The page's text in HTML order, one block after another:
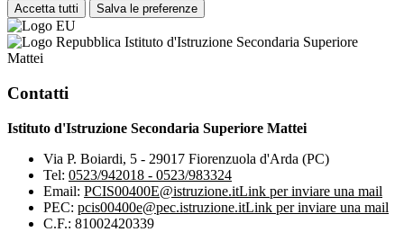
Accetta tutti Salva le preferenze
Istituto d'Istruzione Secondaria Superiore
Mattei
Contatti
Istituto d'Istruzione Secondaria Superiore Mattei
Via P. Boiardi, 5 - 29017 Fiorenzuola d'Arda (PC)
Tel: 0523/942018 - 0523/983324
Email: PCIS00400E@istruzione.itLink per inviare una mail
PEC: pcis00400e@pec.istruzione.itLink per inviare una mail
C.F.: 81002420339